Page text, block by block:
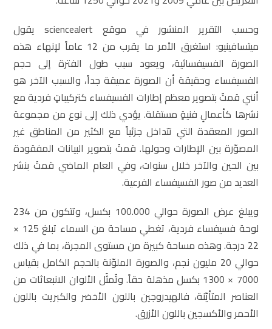
وحسب التقرير المنشور في موقع sciencealert يقول
ميتسافينيو: استغرق الأمر ما يقرب من 12 عاماً لإنهاء هذه
الصورة الفسيفسائية، ويعود سبب طول الفترة إلى حجم
الفسيفساء وحقيقة أن الصورة عميقة جداً، والسبب الآخر هو
أنني قمتُ بتصوير معظم إطارات الفسيفساء كتركيباتٍ فردية مع
نشرها كأعمالٍ فنيةٍ مستقلة. يؤدي ذلك إلى نوع من مجموعة
الصور المعقدة التي تتداخل جزئياً مع الكثير من المناطق غير
المصوّرة بين الإطارات وحولها. قمتُ بتصوير البيانات المفقودة
بين الحين والآخر خلال سنوات، وفي العام الماضي قمتُ بنشر
العديد من صور الفسيفساء الفرعية.
ويبلغ عرض الصورة حوالي 100.000 بكسل، وتتكون من 234
لوحة فسيفساء فردية، تغطي مساحة من السماء تبلغ 125 ×
22 درجة. وهذه مساحة كبيرة من مستوى المجرة، بما في ذلك
حوالي 20 مليون نجم، والصورة الملوّنة بالحجم الكامل بقياس
7000 × 1300 بكسل مذهلة حقاً. وتُمثَل الألوان الانبعاثات من
العناصر المتأيّنة، فالهيدروجين باللون الأخضر والكبريت باللون
الأحمر والأكسجين باللون الأزرق.